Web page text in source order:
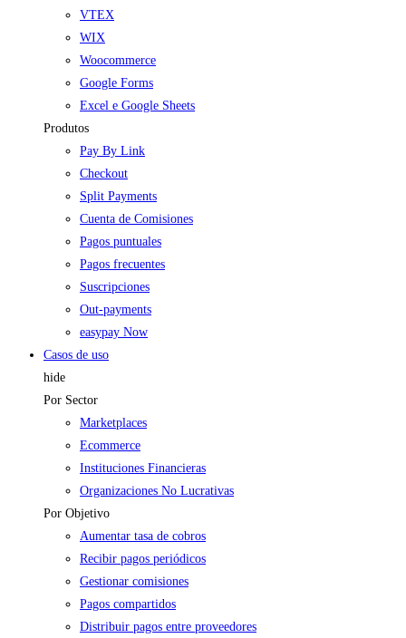
VTEX
WIX
Woocommerce
Google Forms
Excel e Google Sheets
Produtos
Pay By Link
Checkout
Split Payments
Cuenta de Comisiones
Pagos puntuales
Pagos frecuentes
Suscripciones
Out-payments
easypay Now
Casos de uso
hide
Por Sector
Marketplaces
Ecommerce
Instituciones Financieras
Organizaciones No Lucrativas
Por Objetivo
Aumentar tasa de cobros
Recibir pagos periódicos
Gestionar comisiones
Pagos compartidos
Distribuir pagos entre proveedores